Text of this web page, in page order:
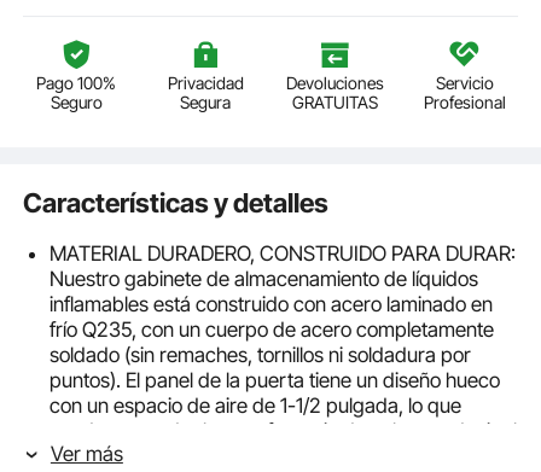
Pago 100%
Seguro
Privacidad
Segura
Devoluciones
GRATUITAS
Servicio
Profesional
Características y detalles
MATERIAL DURADERO, CONSTRUIDO PARA DURAR:
Nuestro gabinete de almacenamiento de líquidos
inflamables está construido con acero laminado en
frío Q235, con un cuerpo de acero completamente
soldado (sin remaches, tornillos ni soldadura por
puntos). El panel de la puerta tiene un diseño hueco
con un espacio de aire de 1-1/2 pulgada, lo que
ayuda a retardar la transferencia de calor y reducir el
riesgo de incendio y explosión. El estante está
Ver más